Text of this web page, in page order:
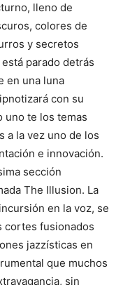
lleno de
colores de
y secretos
parado detrás
en una luna
con su
uno te los temas
a la vez uno de los
e innovación.
sección
The Illusion. La
en la voz, se
cortes fusionados
jazzísticas en
que muchos
sin